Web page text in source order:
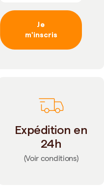
Je
m'inscris
Expédition en
24h
(Voir conditions)